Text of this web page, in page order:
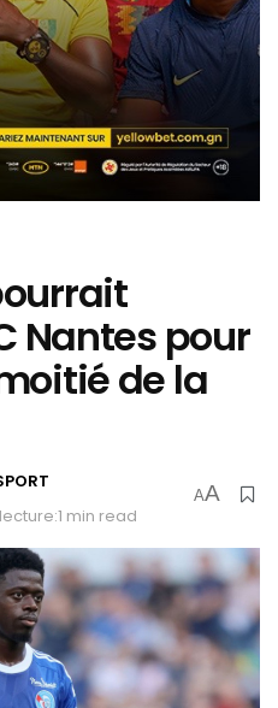
Nantes pour
de la
min read
AA